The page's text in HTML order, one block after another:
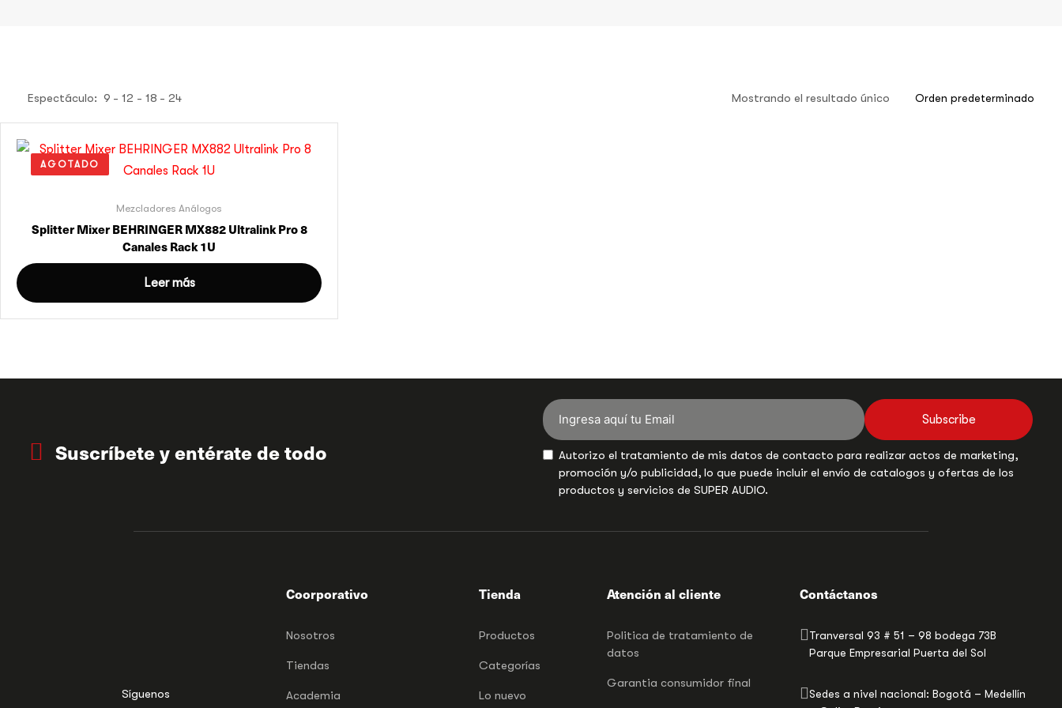
Espectáculo: 9 12 18 24 Mostrando el resultado único
AGOTADO
Mezcladores Análogos
Splitter Mixer BEHRINGER MX882 Ultralink Pro 8
Canales Rack 1U
Leer más
Suscríbete y entérate de todo
Subscribe
Autorizo el tratamiento de mis datos de contacto para realizar actos de marketing,
promoción y/o publicidad, lo que puede incluir el envío de catalogos y ofertas de los
productos y servicios de SUPER AUDIO.
Síguenos
Coorporativo
Nosotros
Tiendas
Academia
Tienda
Productos
Categorías
Lo nuevo
Atención al cliente
Politica de tratamiento de
datos
Garantia consumidor final
Contáctanos
Tranversal 93 # 51 – 98 bodega 73B
Parque Empresarial Puerta del Sol
Sedes a nivel nacional: Bogotá – Medellín